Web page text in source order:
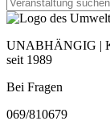
UNABHÄNGIG |
seit 1989
Bei Fragen
069/810679